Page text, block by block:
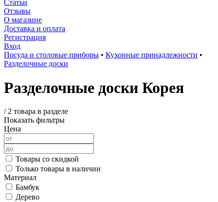
Статьи
Отзывы
О магазине
Доставка и оплата
Регистрация
Вход
Посуда и столовые приборы • Кухонные принадлежности •
Разделочные доски
Разделочные доски Корея
/ 2 товара в разделе
Показать фильтры
Цена
Товары со скидкой
Только товары в наличии
Материал
Бамбук
Дерево